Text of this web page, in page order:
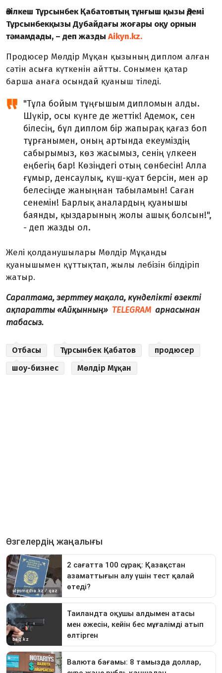
Әзілкеш Тұрсынбек Қабатовтың тұнғыш қызы Әдемі
Тұрсынбекқызы Дубайдағы жоғары оқу орнын
тәмамдады, – деп жазды Aikyn.kz.
Продюсер Мөлдір Мұқан қызының диплом алған
сәтін асыға күткенін айтты. Сонымен қатар
барша анаға осындай қуаныш тіледі.
"Тұла бойым тұңғышым дипломын алды.
Шүкір, осы күнге де жеттік! Адемок, сен
білесің, бұл диплом бір жапырақ қағаз боп
тұрғанымен, оның артында екеуміздің
сабырымыз, көз жасымыз, сенің үлкеен
еңбегің бар! Көзіңдегі отың сөнбесін! Алла
ғұмыр, денсаулық, күш-қуат берсін, мен әр
белесіңде жаныңнан табыламын! Саған
сенемін! Барлық аналардың қуанышы
баянды, қыздарының жолы ашық болсын!",
- деп жазды ол.
Желі қолданушылары Мөлдір Мұқанды
қуанышымен құттықтап, жылы лебізін білдіріп
жатыр.
Сараптама, зерттеу мақала, күнделікті өзекті
ақпаратты «Айқынның» TELEGRAM арнасынан
табасыз.
Отбасы Тұрсынбек Қабатов
продюсер
шоу-бизнес
Мөлдір Мұқан